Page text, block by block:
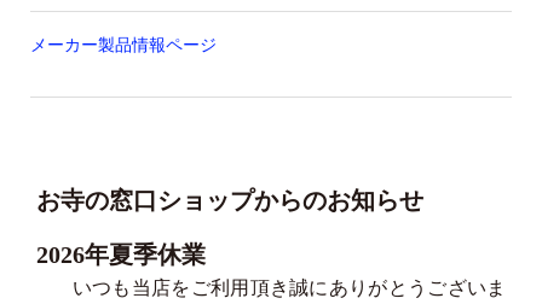
メーカー製品情報ページ
お寺の窓口ショップからのお知らせ
2026年夏季休業
いつも当店をご利用頂き誠にありがとうございま